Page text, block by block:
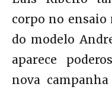
corpo no ensaio
do modelo
aparece
nova